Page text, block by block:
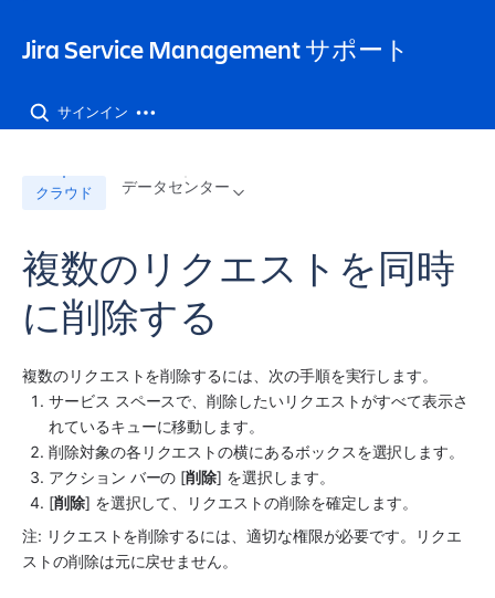
Jira Service Management サポート
サインイン
クラウド データセンター
複数のリクエストを同時
に削除する
複数のリクエストを削除するには、次の手順を実行します。
サービス スペースで、削除したいリクエストがすべて表示さ
れているキューに移動します。
削除対象の各リクエストの横にあるボックスを選択します。
アクション バーの [削除] を選択します。
[削除] を選択して、リクエストの削除を確定します。
注: リクエストを削除するには、適切な権限が必要です。リクエ
ストの削除は元に戻せません。